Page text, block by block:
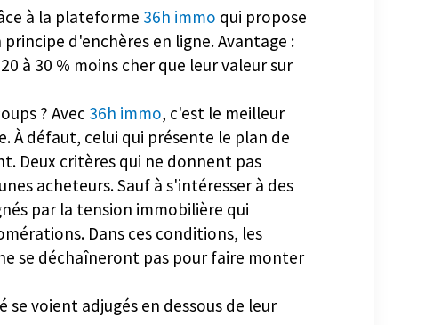
à la plateforme 36h immo qui propose
d'enchères en ligne. Avantage :
à 30 % moins cher que leur valeur sur
? Avec 36h immo, c'est le meilleur
À défaut, celui qui présente le plan de
Deux critères qui ne donnent pas
acheteurs. Sauf à s'intéresser à des
par la tension immobilière qui
Dans ces conditions, les
se déchaîneront pas pour faire monter
se voient adjugés en dessous de leur